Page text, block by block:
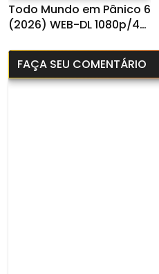
Todo Mundo em Pânico 6
(2026) WEB-DL 1080p/4k
FAÇA SEU COMENTÁRIO